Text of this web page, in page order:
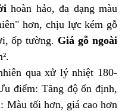
hoàn hảo, đa dạng màu
hơn, chịu lực kém gỗ
ốp tường. Giá gỗ ngoài
qua xử lý nhiệt 180-
điểm: Tăng độ ổn định,
Màu tối hơn, giá cao hơn